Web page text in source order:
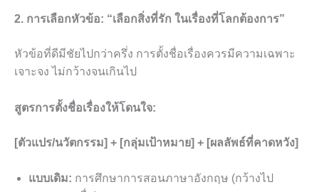
2. การเลือกหัวข้อ: “เลือกสิ่งที่รัก ในเรื่องที่โลกต้องการ”
หัวข้อที่ดีมีชัยไปกว่าครึ่ง การตั้งชื่อเรื่องควรมีความเฉพาะ
เจาะจง ไม่กว้างจนเกินไป
สูตรการตั้งชื่อเรื่องให้โดนใจ:
[ตัวแปร/นวัตกรรม] + [กลุ่มเป้าหมาย] + [ผลลัพธ์ที่คาดหวัง]
แบบเดิม: การศึกษาการสอนภาษาอังกฤษ (กว้างไป